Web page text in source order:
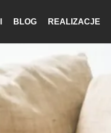
BLOG REALIZACJE